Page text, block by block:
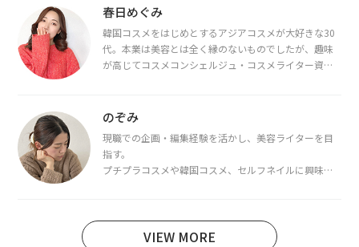
春日めぐみ
韓国コスメをはじめとするアジアコスメが大好きな30
代。本業は美容とは全く縁のないものでしたが、趣味
が高じてコスメコンシェルジュ・コスメライター資格
断・骨格診断によるイメージコンサルティングも行っ
のぞみ
現職での企画・編集経験を活かし、美容ライターを目
指す。
プチプラコスメや韓国コスメ、セルフネイルに興味が
日本化粧品検定1級保有。
VIEW MORE